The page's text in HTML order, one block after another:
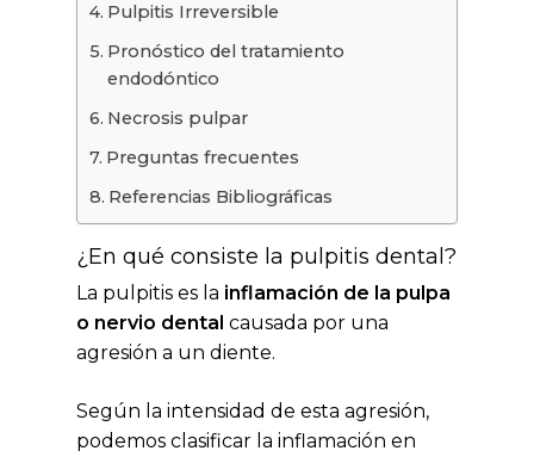
Pulpitis Irreversible
Pronóstico del tratamiento
endodóntico
Necrosis pulpar
Preguntas frecuentes
Referencias Bibliográficas
¿En qué consiste la pulpitis dental?
La pulpitis es la inflamación de la pulpa
o nervio dental causada por una
agresión a un diente.
Según la intensidad de esta agresión,
podemos clasificar la inflamación en